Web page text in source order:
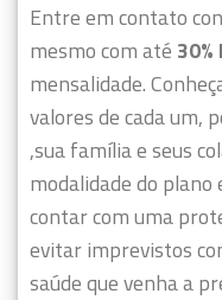
Entre em contato
mesmo com até
mensalidade.
valores de cada um,
,sua família e seus
modalidade do
contar com uma
evitar imprevistos
saúde que venha a